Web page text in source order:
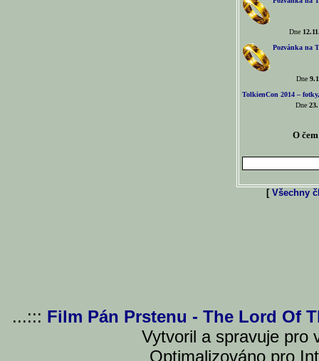
Dne
Pozvánka na
Dne
TolkienCon 2014 –
Dne
O
[ Všechny
...::: Film Pán Prstenu - The Lord Of
Vytvoril a spravuje pro
Optimalizováno pro